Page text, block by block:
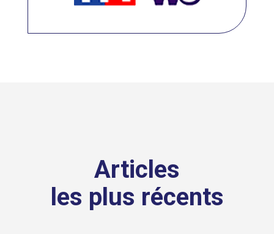
Articles
les plus récents